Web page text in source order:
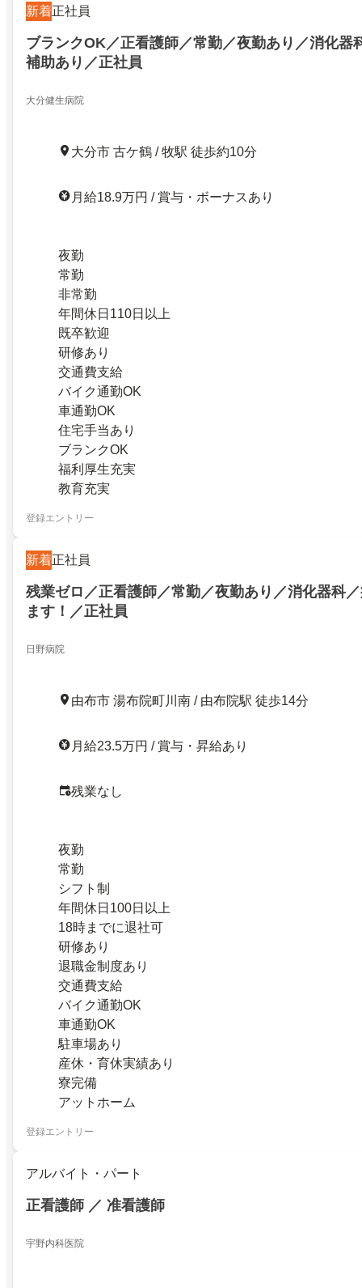
新着正社員
ブランクOK／正看護師／常勤／夜勤あり／消化器
補助あり／正社員
大分健生病院
大分市 古ケ鶴 / 牧駅 徒歩約10分
月給18.9万円 / 賞与・ボーナスあり
夜勤
常勤
非常勤
年間休日110日以上
既卒歓迎
研修あり
交通費支給
バイク通勤OK
車通勤OK
住宅手当あり
ブランクOK
福利厚生充実
教育充実
登録エントリー
新着正社員
残業ゼロ／正看護師／常勤／夜勤あり／消化器科
ます！／正社員
日野病院
由布市 湯布院町川南 / 由布院駅 徒歩14分
月給23.5万円 / 賞与・昇給あり
残業なし
夜勤
常勤
シフト制
年間休日100日以上
18時までに退社可
研修あり
退職金制度あり
交通費支給
バイク通勤OK
車通勤OK
駐車場あり
産休・育休実績あり
寮完備
アットホーム
登録エントリー
アルバイト・パート
正看護師 ／ 准看護師
宇野内科医院